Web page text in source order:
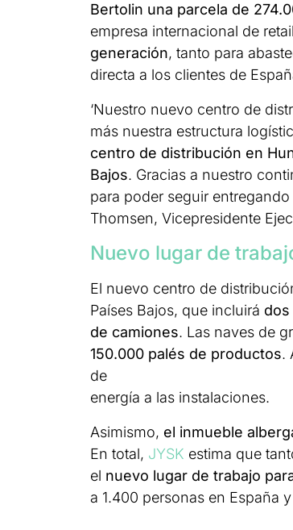
Bertolin una parcela de
empresa internacional de
generación, tanto para
directa a los clientes de
‘Nuestro nuevo centro de
más nuestra estructura
centro de distribución en
Bajos. Gracias a nuestro
para poder seguir
Thomsen, Vicepresidente
Nuevo lugar de
El nuevo centro de
Países Bajos, que incluirá dos
de camiones. Las naves de
150.000 palés de productos.
de
energía a las instalaciones.
Asimismo, el inmueble
En total, JYSK estima que
el nuevo lugar de trabajo
a 1.400 personas en España